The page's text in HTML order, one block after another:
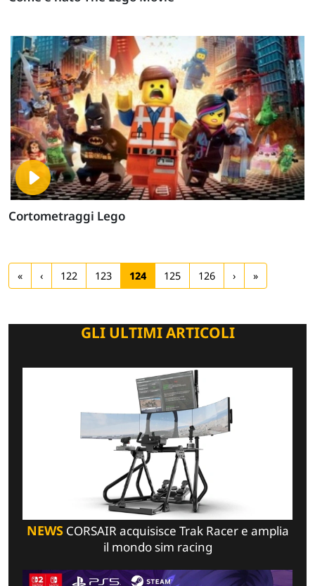
Cortometraggi Lego
« ‹ 122 123 124 125 126 › »
GLI ULTIMI ARTICOLI
NEWSCORSAIR acquisisce Trak Racer e amplia
il mondo sim racing